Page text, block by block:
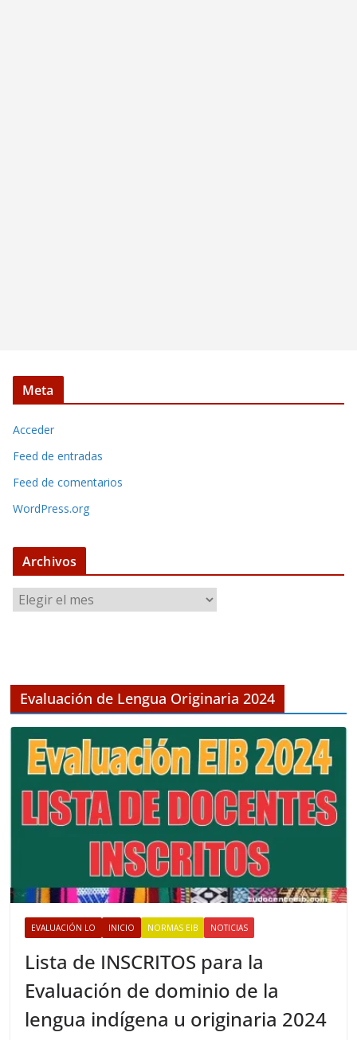
Meta
Acceder
Feed de entradas
Feed de comentarios
WordPress.org
Archivos
r
o
Evaluación de Lengua Originaria 2024
EVALUACIÓN LO INICIO NORMAS EIB NOTICIAS
Lista de INSCRITOS para la
Evaluación de dominio de la
lengua indígena u originaria 2024